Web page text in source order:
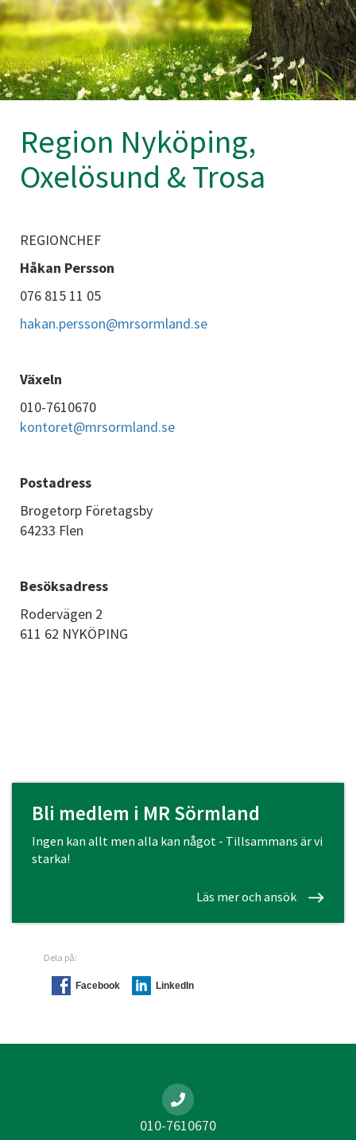
Region Nyköping,
Oxelösund & Trosa
REGIONCHEF
Håkan Persson
076 815 11 05
hakan.persson@mrsormland.se
Växeln
010-7610670
kontoret@mrsormland.se
Postadress
Brogetorp Företagsby
64233 Flen
Besöksadress
Rodervägen 2
611 62 NYKÖPING
Bli medlem i MR Sörmland
Ingen kan allt men alla kan något - Tillsammans är vi
starka!
Läs mer och ansök
Dela på:
Facebook LinkedIn
010-7610670